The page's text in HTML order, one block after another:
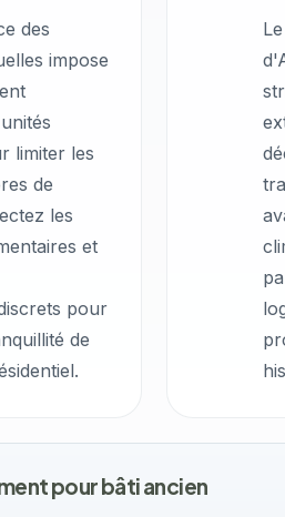
des
impose
limiter les
de
les
et
pour
de
pour bâti ancien